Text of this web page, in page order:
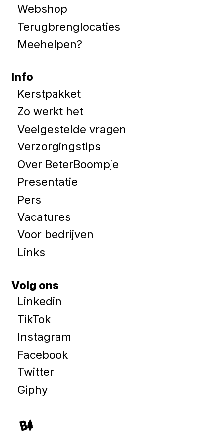
Webshop
Terugbrenglocaties
Meehelpen?
Info
Kerstpakket
Zo werkt het
Veelgestelde vragen
Verzorgingstips
Over BeterBoompje
Presentatie
Pers
Vacatures
Voor bedrijven
Links
Volg ons
Linkedin
TikTok
Instagram
Facebook
Twitter
Giphy